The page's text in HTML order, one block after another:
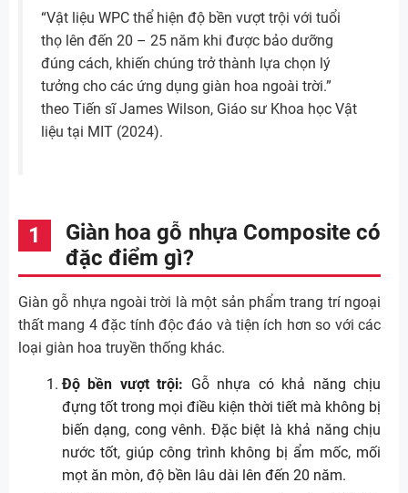
“Vật liệu WPC thể hiện độ bền vượt trội với tuổi
thọ lên đến 20 – 25 năm khi được bảo dưỡng
đúng cách, khiến chúng trở thành lựa chọn lý
tưởng cho các ứng dụng giàn hoa ngoài trời.”
theo Tiến sĩ James Wilson, Giáo sư Khoa học Vật
liệu tại MIT (2024).
Giàn hoa gỗ nhựa Composite có
đặc điểm gì?
Giàn gỗ nhựa ngoài trời là một sản phẩm trang trí ngoại
thất mang 4 đặc tính độc đáo và tiện ích hơn so với các
loại giàn hoa truyền thống khác.
Độ bền vượt trội: Gỗ nhựa có khả năng chịu
đựng tốt trong mọi điều kiện thời tiết mà không bị
biến dạng, cong vênh. Đặc biệt là khả năng chịu
nước tốt, giúp công trình không bị ẩm mốc, mối
mọt ăn mòn, độ bền lâu dài lên đến 20 năm.